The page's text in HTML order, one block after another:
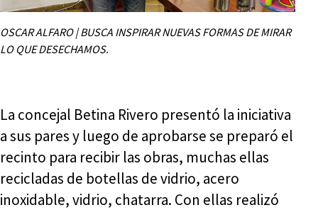
OSCAR ALFARO | BUSCA INSPIRAR NUEVAS FORMAS DE MIRAR
LO QUE DESECHAMOS.
La concejal Betina Rivero presentó la iniciativa
a sus pares y luego de aprobarse se preparó el
recinto para recibir las obras, muchas ellas
recicladas de botellas de vidrio, acero
inoxidable, vidrio, chatarra. Con ellas realizó